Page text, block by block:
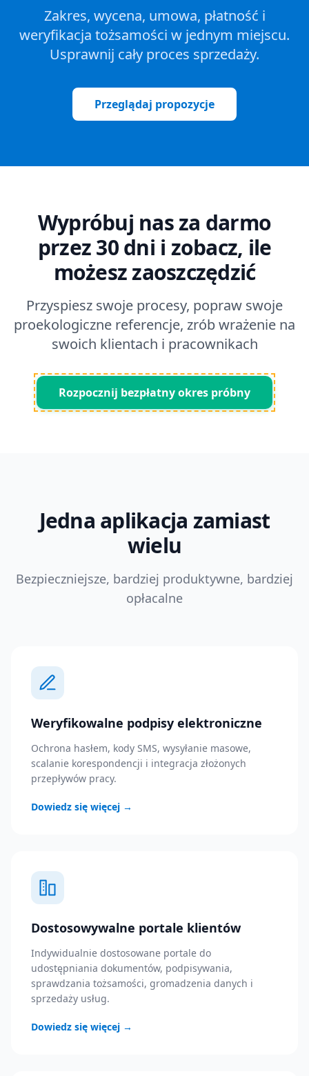
Zakres, wycena, umowa, płatność i
weryfikacja tożsamości w jednym miejscu.
Usprawnij cały proces sprzedaży.
Przeglądaj propozycje
Wypróbuj nas za darmo
przez 30 dni i zobacz, ile
możesz zaoszczędzić
Przyspiesz swoje procesy, popraw swoje
proekologiczne referencje, zrób wrażenie na
swoich klientach i pracownikach
Rozpocznij bezpłatny okres próbny
Jedna aplikacja zamiast
wielu
Bezpieczniejsze, bardziej produktywne, bardziej
opłacalne
Weryfikowalne podpisy elektroniczne
Ochrona hasłem, kody SMS, wysyłanie masowe,
scalanie korespondencji i integracja złożonych
przepływów pracy.
Dowiedz się więcej →
Dostosowywalne portale klientów
Indywidualnie dostosowane portale do
udostępniania dokumentów, podpisywania,
sprawdzania tożsamości, gromadzenia danych i
sprzedaży usług.
Dowiedz się więcej →